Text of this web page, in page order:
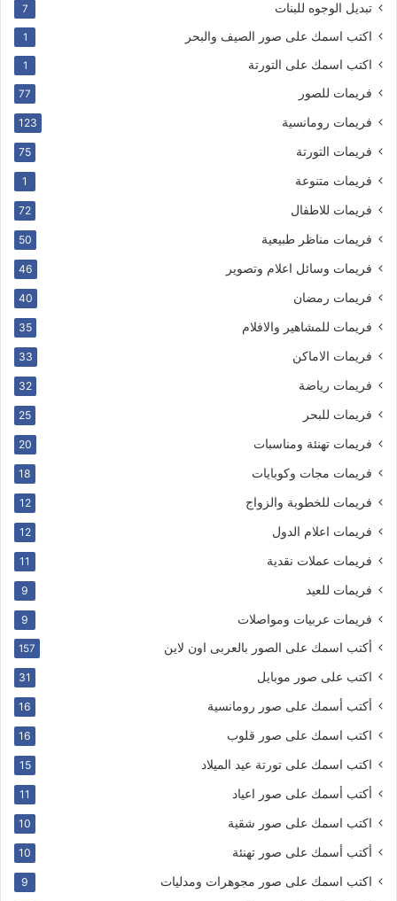
تبديل الوجوه للبنات 7
اكتب اسمك على صور الصيف والبحر 1
اكتب اسمك على التورتة 1
فريمات للصور 77
فريمات رومانسية 123
فريمات التورتة 75
فريمات متنوعة 1
فريمات للاطفال 72
فريمات مناظر طبيعية 50
فريمات وسائل اعلام وتصوير 46
فريمات رمضان 40
فريمات للمشاهير والافلام 35
فريمات الاماكن 33
فريمات رياضة 32
فريمات للبحر 25
فريمات تهنئة ومناسبات 20
فريمات مجات وكوبايات 18
فريمات للخطوبة والزواج 12
فريمات اعلام الدول 12
فريمات عملات نقدية 11
فريمات للعيد 9
فريمات عربيات ومواصلات 9
أكتب اسمك على الصور بالعربى اون لاين 157
اكتب على صور موبايل 31
أكتب أسمك على صور رومانسية 16
اكتب اسمك على صور قلوب 16
اكتب اسمك على تورتة عيد الميلاد 15
أكتب أسمك على صور اعياد 11
اكتب اسمك على صور شقية 10
أكتب أسمك على صور تهنئة 10
اكتب اسمك على صور مجوهرات ومدليات 9